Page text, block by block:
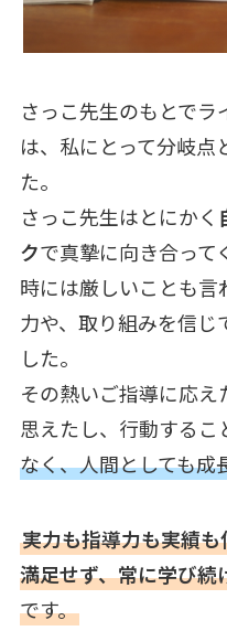
さっこ先生のもとで
は、私にとって分岐点
た。
さっこ先生はとにかく
クで真摯に向き合って
時には厳しいことも言
力や、取り組みを信じ
した。
その熱いご指導に応
思えたし、行動するこ
なく、人間としても成
実力も指導力も実績
満足せず、常に学び続
です。